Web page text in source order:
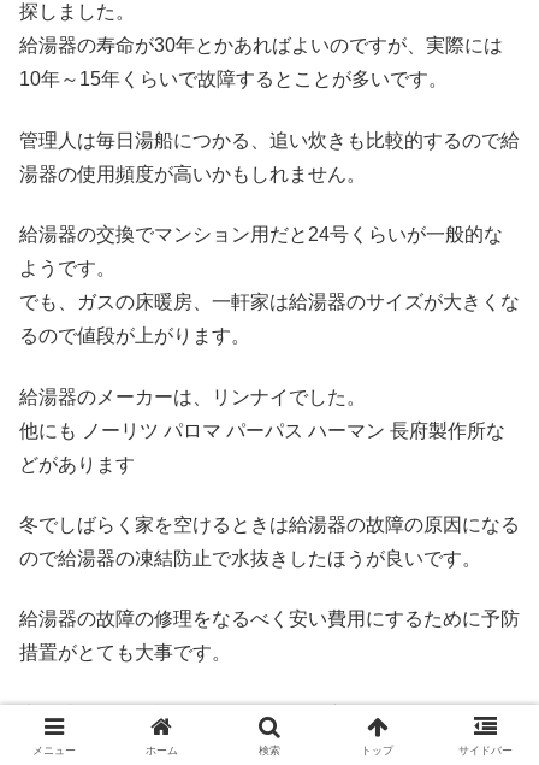
探しました。
給湯器の寿命が30年とかあればよいのですが、実際には
10年～15年くらいで故障するとことが多いです。
管理人は毎日湯船につかる、追い炊きも比較的するので給
湯器の使用頻度が高いかもしれません。
給湯器の交換でマンション用だと24号くらいが一般的な
ようです。
でも、ガスの床暖房、一軒家は給湯器のサイズが大きくな
るので値段が上がります。
給湯器のメーカーは、リンナイでした。
他にも ノーリツ パロマ パーパス ハーマン 長府製作所な
どがあります
冬でしばらく家を空けるときは給湯器の故障の原因になる
ので給湯器の凍結防止で水抜きしたほうが良いです。
給湯器の故障の修理をなるべく安い費用にするために予防
措置がとても大事です。
少し時間的に余裕があるなら給湯器交換でホームセンター
で下調べするのもおすすめです。
メニュー ホーム 検索 トップ サイドバー